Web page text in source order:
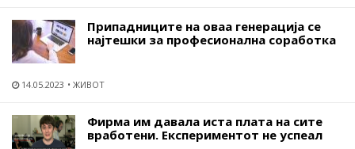
Припадниците на оваа генерација се
најтешки за професионална соработка
14.05.2023 ЖИВОТ
Фирма им давала иста плата на сите
вработени. Експериментот не успеал